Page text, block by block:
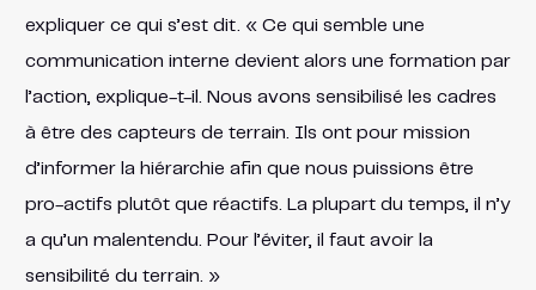
expliquer ce qui s’est dit. « Ce qui semble une
communication interne devient alors une formation par
l’action, explique-t-il. Nous avons sensibilisé les cadres
à être des capteurs de terrain. Ils ont pour mission
d’informer la hiérarchie afin que nous puissions être
pro-actifs plutôt que réactifs. La plupart du temps, il n’y
a qu’un malentendu. Pour l’éviter, il faut avoir la
sensibilité du terrain. »